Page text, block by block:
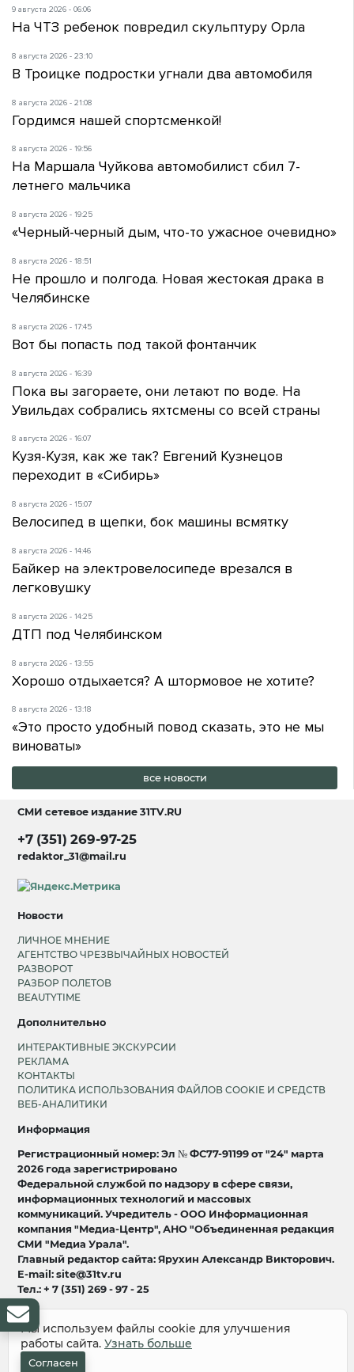
9 августа 2026 - 06:06
На ЧТЗ ребенок повредил скульптуру Орла
8 августа 2026 - 23:10
В Троицке подростки угнали два автомобиля
8 августа 2026 - 21:08
Гордимся нашей спортсменкой!
8 августа 2026 - 19:56
На Маршала Чуйкова автомобилист сбил 7-
летнего мальчика
8 августа 2026 - 19:25
«Черный-черный дым, что-то ужасное очевидно»
8 августа 2026 - 18:51
Не прошло и полгода. Новая жестокая драка в
Челябинске
8 августа 2026 - 17:45
Вот бы попасть под такой фонтанчик
8 августа 2026 - 16:39
Пока вы загораете, они летают по воде. На
Увильдах собрались яхтсмены со всей страны
8 августа 2026 - 16:07
Кузя-Кузя, как же так? Евгений Кузнецов
переходит в «Сибирь»
8 августа 2026 - 15:07
Велосипед в щепки, бок машины всмятку
8 августа 2026 - 14:46
Байкер на электровелосипеде врезался в
легковушку
8 августа 2026 - 14:25
ДТП под Челябинском
8 августа 2026 - 13:55
Хорошо отдыхается? А штормовое не хотите?
8 августа 2026 - 13:18
«Это просто удобный повод сказать, это не мы
виноваты»
все новости
СМИ сетевое издание31TV.RU
+7 (351) 269-97-25
redaktor_31@mail.ru
Новости
ЛИЧНОЕ МНЕНИЕ
АГЕНТСТВО ЧРЕЗВЫЧАЙНЫХ НОВОСТЕЙ
РАЗВОРОТ
РАЗБОР ПОЛЕТОВ
BEAUTYTIME
Дополнительно
ИНТЕРАКТИВНЫЕ ЭКСКУРСИИ
РЕКЛАМА
КОНТАКТЫ
ПОЛИТИКА ИСПОЛЬЗОВАНИЯ ФАЙЛОВ COOKIE И СРЕДСТВ
ВЕБ-АНАЛИТИКИ
Информация
Регистрационный номер: Эл № ФС77-91199 от "24" марта
2026 года зарегистрировано
Федеральной службой по надзору в сфере связи,
информационных технологий и массовых
коммуникаций. Учредитель - ООО Информационная
компания "Медиа-Центр", АНО "Объединенная редакция
СМИ "Медиа Урала".
Главный редактор сайта: Ярухин Александр Викторович.
E-mail: site@31tv.ru
Тел.: + 7 (351) 269 - 97 - 25
18+
© 2008-2026 Все права защищены
разработка и продвижение:
Мы используем файлы cookie для улучшения
работы сайта. Узнать больше
Согласен